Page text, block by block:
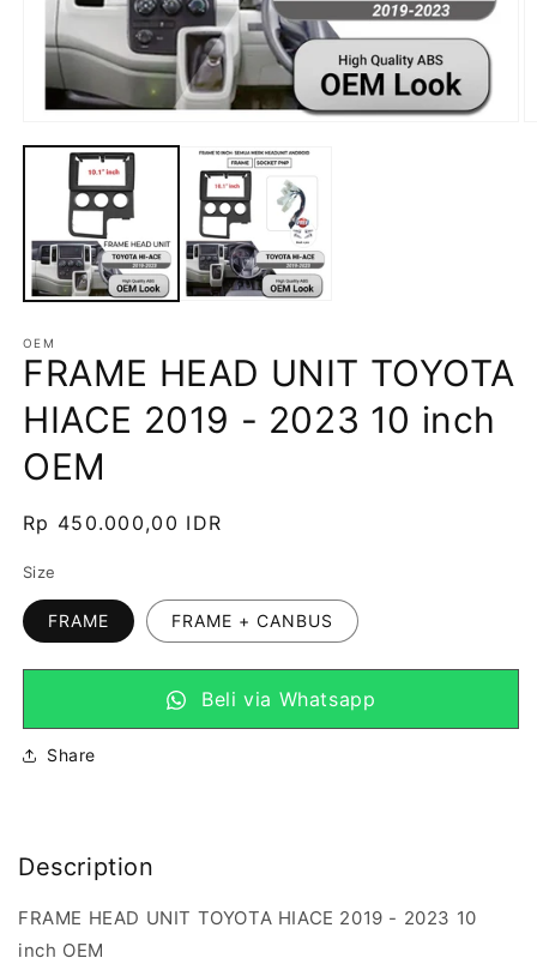
OEM
FRAME HEAD UNIT TOYOTA
HIACE 2019 - 2023 10 inch
OEM
SKU:
Harga
Rp 450.000,00 IDR
Size
FRAME FRAME + CANBUS
Beli via Whatsapp
Share
Description
FRAME HEAD UNIT TOYOTA HIACE 2019 - 2023 10
inch OEM